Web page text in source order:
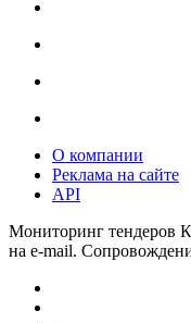
О компании
Реклама на сайте
API
Мониторинг тендеров
на e-mail.